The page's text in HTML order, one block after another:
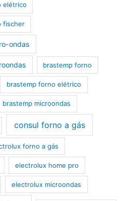
elétrico
fischer
ondas
brastemp forno
brastemp forno elétrico
brastemp microondas
consul forno a gás
forno a gás
electrolux home pro
electrolux microondas